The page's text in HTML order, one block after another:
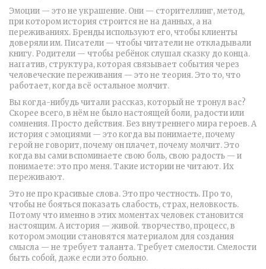
Эмоции — это не украшение. Они — сторителлинг,метод,
при котором история строится не на данных, а на
переживаниях. Бренды используют его, чтобы клиенты
доверяли им. Писатели — чтобы читатели не откладывали
книгу. Родители — чтобы ребёнок слушал сказку до конца.
нarrатив, структура, которая связывает события через
человеческие переживания — это не теория. Это то, что
работает, когда всё остальное молчит.
Вы когда-нибудь читали рассказ, который не тронул вас?
Скорее всего, в нём не было настоящей боли, радости или
сомнения. Просто действия. Без внутреннего мира героев. А
история с эмоциями — это когда вы понимаете, почему
герой не говорит, почему он плачет, почему молчит. Это
когда вы сами вспоминаете свою боль, свою радость — и
понимаете: это про меня. Такие истории не читают. Их
переживают.
Это не про красивые слова. Это про честность. Про то,
чтобы не бояться показать слабость, страх, неловкость.
Потому что именно в этих моментах человек становится
настоящим. А история — живой. творчество,процесс, в
котором эмоции становятся материалом для создания
смысла — не требует таланта. Требует смелости. Смелости
быть собой, даже если это больно.